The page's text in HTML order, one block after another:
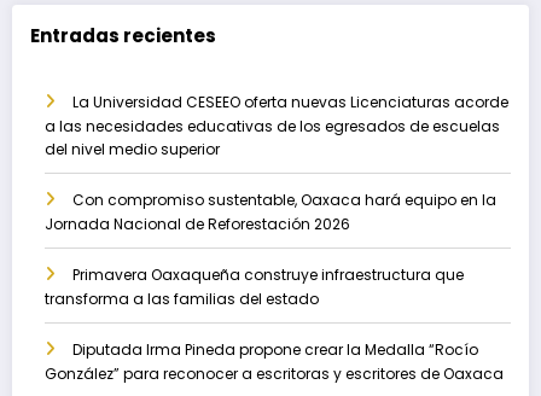
Entradas recientes
La Universidad CESEEO oferta nuevas Licenciaturas acorde
a las necesidades educativas de los egresados de escuelas
del nivel medio superior
Con compromiso sustentable, Oaxaca hará equipo en la
Jornada Nacional de Reforestación 2026
Primavera Oaxaqueña construye infraestructura que
transforma a las familias del estado
Diputada Irma Pineda propone crear la Medalla “Rocío
González” para reconocer a escritoras y escritores de Oaxaca